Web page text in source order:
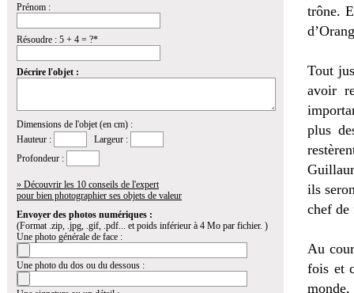
Prénom :
Résoudre : 5 + 4 = ?*
Décrire l'objet :
Dimensions de l'objet (en cm) :
Hauteur :
Largeur :
Profondeur :
» Découvrir les 10 conseils de l'expert
pour bien photographier ses objets de valeur
Envoyer des photos numériques :
(Format .zip, .jpg, .gif, .pdf... et poids inférieur à 4 Mo par fichier. )
Une photo générale de face :
Une photo du dos ou du dessous :
trône.
Tout
avoir
plus
ils
chef
Au
fois et